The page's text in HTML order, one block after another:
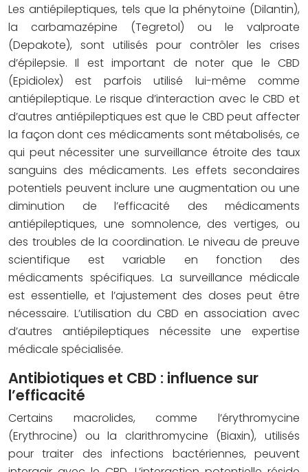
Les antiépileptiques, tels que la phénytoïne (Dilantin),
la carbamazépine (Tegretol) ou le valproate
(Depakote), sont utilisés pour contrôler les crises
d’épilepsie. Il est important de noter que le CBD
(Epidiolex) est parfois utilisé lui-même comme
antiépileptique. Le risque d’interaction avec le CBD et
d’autres antiépileptiques est que le CBD peut affecter
la façon dont ces médicaments sont métabolisés, ce
qui peut nécessiter une surveillance étroite des taux
sanguins des médicaments. Les effets secondaires
potentiels peuvent inclure une augmentation ou une
diminution de l’efficacité des médicaments
antiépileptiques, une somnolence, des vertiges, ou
des troubles de la coordination. Le niveau de preuve
scientifique est variable en fonction des
médicaments spécifiques. La surveillance médicale
est essentielle, et l’ajustement des doses peut être
nécessaire. L’utilisation du CBD en association avec
d’autres antiépileptiques nécessite une expertise
médicale spécialisée.
Antibiotiques et CBD : influence sur
l’efficacité
Certains macrolides, comme l’érythromycine
(Erythrocine) ou la clarithromycine (Biaxin), utilisés
pour traiter des infections bactériennes, peuvent